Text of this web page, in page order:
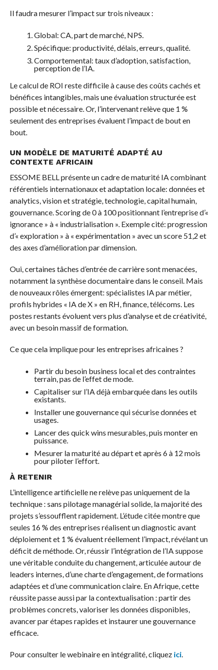
Il faudra mesurer l’impact sur trois niveaux :
Global: CA, part de marché, NPS.
Spécifique: productivité, délais, erreurs, qualité.
Comportemental: taux d’adoption, satisfaction,
perception de l’IA.
Le calcul de ROI reste difficile à cause des coûts cachés et
bénéfices intangibles, mais une évaluation structurée est
possible et nécessaire. Or, l’intervenant relève que 1 %
seulement des entreprises évaluent l’impact de bout en
bout.
UN MODÈLE DE MATURITÉ ADAPTÉ AU
CONTEXTE AFRICAIN
ESSOME BELL présente un cadre de maturité IA combinant
référentiels internationaux et adaptation locale: données et
analytics, vision et stratégie, technologie, capital humain,
gouvernance. Scoring de 0 à 100 positionnant l’entreprise d’«
ignorance » à « industrialisation ». Exemple cité: progression
d’« exploration » à « expérimentation » avec un score 51,2 et
des axes d’amélioration par dimension.
Oui, certaines tâches d’entrée de carrière sont menacées,
notamment la synthèse documentaire dans le conseil. Mais
de nouveaux rôles émergent: spécialistes IA par métier,
profils hybrides « IA de X » en RH, finance, télécoms. Les
postes restants évoluent vers plus d’analyse et de créativité,
avec un besoin massif de formation.
Ce que cela implique pour les entreprises africaines ?
Partir du besoin business local et des contraintes
terrain, pas de l’effet de mode.
Capitaliser sur l’IA déjà embarquée dans les outils
existants.
Installer une gouvernance qui sécurise données et
usages.
Lancer des quick wins mesurables, puis monter en
puissance.
Mesurer la maturité au départ et après 6 à 12 mois
pour piloter l’effort.
À RETENIR
L’intelligence artificielle ne relève pas uniquement de la
technique : sans pilotage managérial solide, la majorité des
projets s’essoufflent rapidement. L’étude citée montre que
seules 16 % des entreprises réalisent un diagnostic avant
déploiement et 1 % évaluent réellement l’impact, révélant un
déficit de méthode. Or, réussir l’intégration de l’IA suppose
une véritable conduite du changement, articulée autour de
leaders internes, d’une charte d’engagement, de formations
adaptées et d’une communication claire. En Afrique, cette
réussite passe aussi par la contextualisation : partir des
problèmes concrets, valoriser les données disponibles,
avancer par étapes rapides et instaurer une gouvernance
efficace.
Pour consulter le webinaire en intégralité, cliquez ici.